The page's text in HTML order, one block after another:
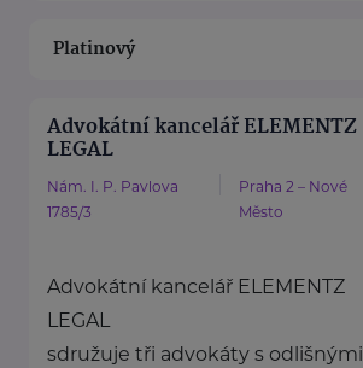
Platinový
Advokátní kancelář ELEMENTZ
LEGAL
Nám. I. P. Pavlova
1785/3
Praha 2 – Nové
Město
Advokátní kancelář ELEMENTZ
LEGAL
sdružuje tři advokáty s odlišnými